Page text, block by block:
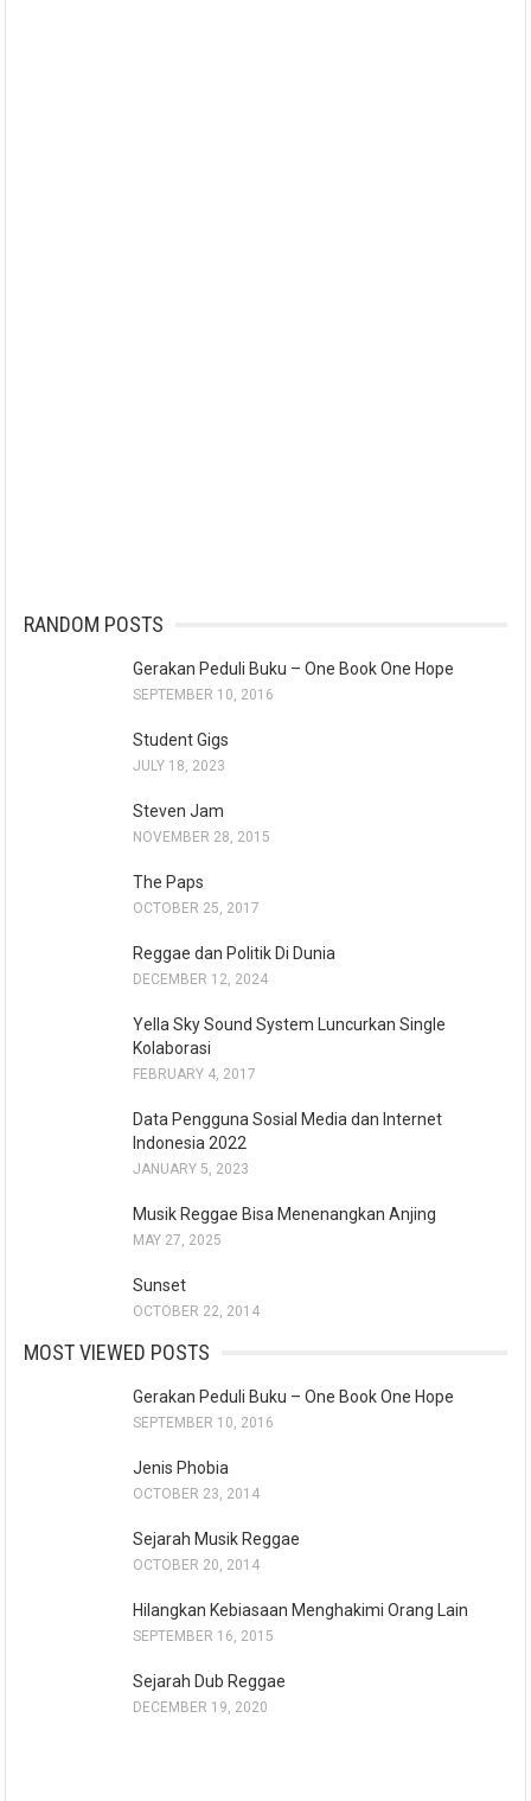
RANDOM POSTS
Gerakan Peduli Buku – One Book One Hope
SEPTEMBER 10, 2016
Student Gigs
JULY 18, 2023
Steven Jam
NOVEMBER 28, 2015
The Paps
OCTOBER 25, 2017
Reggae dan Politik Di Dunia
DECEMBER 12, 2024
Yella Sky Sound System Luncurkan Single
Kolaborasi
FEBRUARY 4, 2017
Data Pengguna Sosial Media dan Internet
Indonesia 2022
JANUARY 5, 2023
Musik Reggae Bisa Menenangkan Anjing
MAY 27, 2025
Sunset
OCTOBER 22, 2014
MOST VIEWED POSTS
Gerakan Peduli Buku – One Book One Hope
SEPTEMBER 10, 2016
Jenis Phobia
OCTOBER 23, 2014
Sejarah Musik Reggae
OCTOBER 20, 2014
Hilangkan Kebiasaan Menghakimi Orang Lain
SEPTEMBER 16, 2015
Sejarah Dub Reggae
DECEMBER 19, 2020